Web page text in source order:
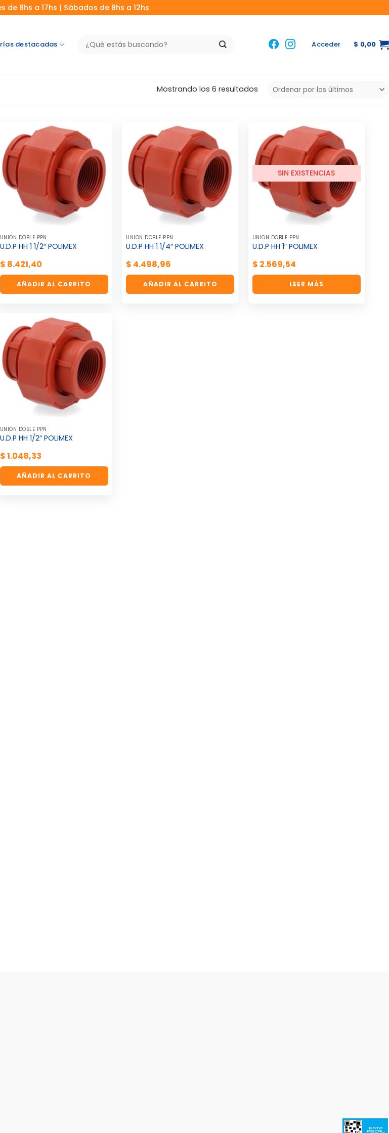
de 8hs a 17hs | Sábados de 8hs a 12hs
destacadas
Buscar
por:
Acceder $ 0,00
Mostrando los 6 resultados Ordenado
UNIÓN DOBLE PPN
U.D.P HH 1 1/2″ POLIMEX
$ 8.421,40
AÑADIR AL CARRITO
UNIÓN DOBLE PPN
U.D.P HH 1 1/4″ POLIMEX
$ 4.498,96
AÑADIR AL CARRITO
SIN EXISTENCIAS
UNIÓN DOBLE PPN
U.D.P HH 1″ POLIMEX
$ 2.569,54
LEER MÁS
UNIÓN DOBLE PPN
U.D.P HH 1/2″ POLIMEX
$1.048,33
AÑADIR AL CARRITO